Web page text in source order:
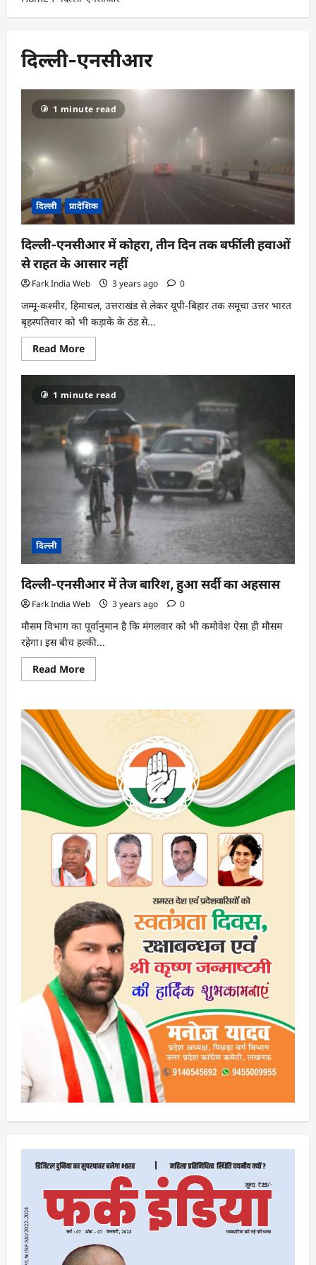
दिल्ली-एनसीआर
1 minute read
दिल्ली प्रादेशिक
दिल्ली-एनसीआर में कोहरा, तीन दिन तक बर्फीली हवाओं
से राहत के आसार नहीं
Fark India Web 3 years ago 0
जम्मू-कश्मीर, हिमाचल, उत्तराखंड से लेकर यूपी-बिहार तक समूचा उत्तर भारत
बृहस्पतिवार को भी कड़ाके के ठंड से...
Read MoreRead
more
दिल्ली-
एनसीआर
में
कोहरा,
तीन
दिन
तक
बर्फीली
हवाओं
से
राहत
के
आसार
नहीं
1 minute read
दिल्ली
दिल्ली-एनसीआर में तेज बारिश, हुआ सर्दी का अहसास
Fark India Web 3 years ago 0
मौसम विभाग का पूर्वानुमान है कि मंगलवार को भी कमोवेश ऐसा ही मौसम
रहेगा। इस बीच हल्की...
Read MoreRead
more
एनसीआर
हुआ
सर्दी
का
अहसास